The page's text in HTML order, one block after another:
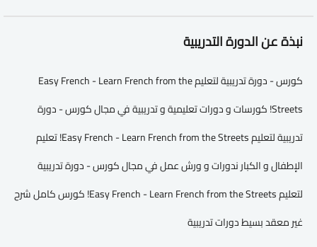
نبذة عن الدورة التدريبية
كورس - دورة تدريبية لتعليم Easy French - Learn French from the
Streets! كورسات و دورات تعليمية و تدريبية في مجال كورس - دورة
تدريبية لتعليم Easy French - Learn French from the Streets! تعليم
الإطفال و الكبار ندورات و ورش عمل في مجال كورس - دورة تدريبية
لتعليم Easy French - Learn French from the Streets! كورس كامل شرح
غير معقد بسيط دورات تدريبية